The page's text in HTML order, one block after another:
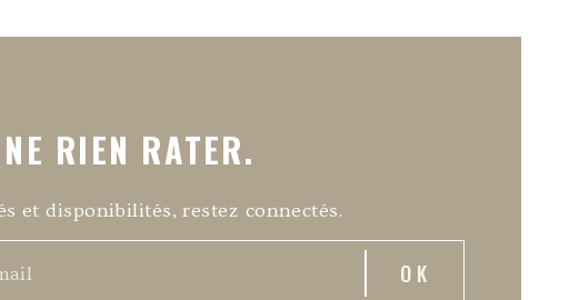
RIEN RATER.
et disponibilités, restez connectés.